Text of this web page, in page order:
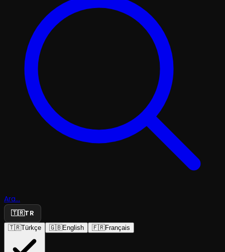
Ara...
🇹🇷TR
🇹🇷Türkçe 🇬🇧English 🇫🇷Français